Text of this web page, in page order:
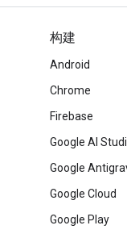
构建
Android
Chrome
Firebase
Google AI
Google
Google Cloud
Google Play